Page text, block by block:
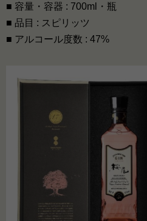
■ 容量・容器 : 700ml・瓶
■ 品目 : スピリッツ
■ アルコール度数 : 47%